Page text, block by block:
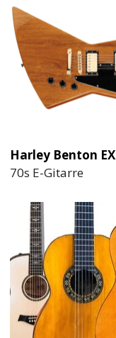
Harley Benton
70s E-Gitarre